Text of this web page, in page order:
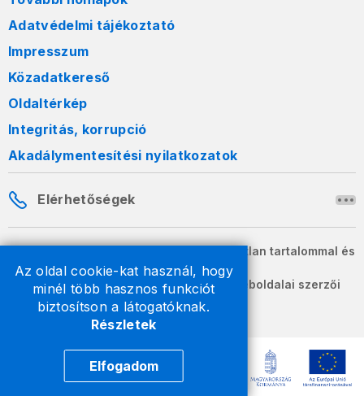
Az oldal cookie-kat használ, hogy
minél több hasznos funkciót
biztosítson a látogatóknak.
Részletek
Elfogadom
Adatvédelmi tájékoztató
Impresszum
Közadatkereső
Oldaltérkép
Integritás, korrupció
Akadálymentesítési nyilatkozatok
Elérhetőségek
A honlapon szereplő információk változatlan tartalommal és
formában szabadon terjeszthetők.
2026 © A Nemzeti Adó- és Vámhivatal weboldalai szerzői
jogvédelem alatt állnak.